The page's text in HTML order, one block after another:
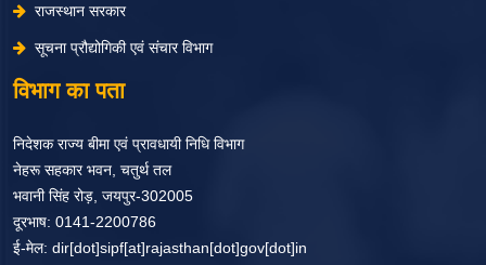
राजस्थान सरकार
सूचना प्रौद्योगिकी एवं संचार विभाग
विभाग का पता
निदेशक राज्य बीमा एवं प्रावधायी निधि विभाग
नेहरू सहकार भवन, चतुर्थ तल
भवानी सिंह रोड़, जयपुर-302005
दूरभाष: 0141-2200786
ई-मेल: dir[dot]sipf[at]rajasthan[dot]gov[dot]in